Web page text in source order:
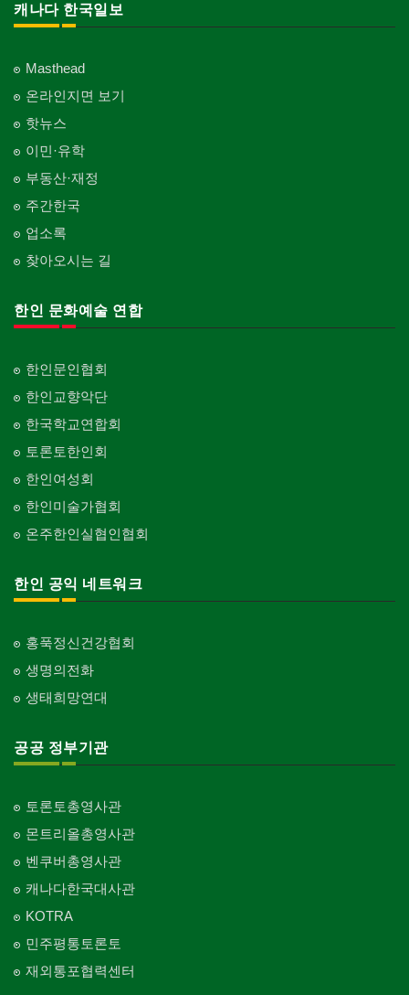
캐나다 한국일보
Masthead
온라인지면 보기
핫뉴스
이민·유학
부동산·재정
주간한국
업소록
찾아오시는 길
한인 문화예술 연합
한인문인협회
한인교향악단
한국학교연합회
토론토한인회
한인여성회
한인미술가협회
온주한인실협인협회
한인 공익 네트워크
홍푹정신건강협회
생명의전화
생태희망연대
공공 정부기관
토론토총영사관
몬트리올총영사관
벤쿠버총영사관
캐나다한국대사관
KOTRA
민주평통토론토
재외통포협력센터